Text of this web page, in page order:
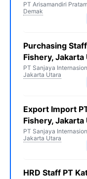
PT Arisamandiri
Demak
Purchasing
Fishery, Jakarta
PT Sanjaya
Jakarta Utara
Export Import
Fishery, Jakarta
PT Sanjaya
Jakarta Utara
HRD Staff PT